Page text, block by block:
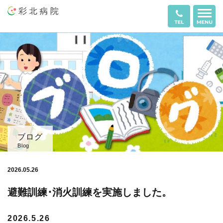
ブログ
Blog
2026.05.26
避難訓練･消火訓練を実施しました。
2026.5.26